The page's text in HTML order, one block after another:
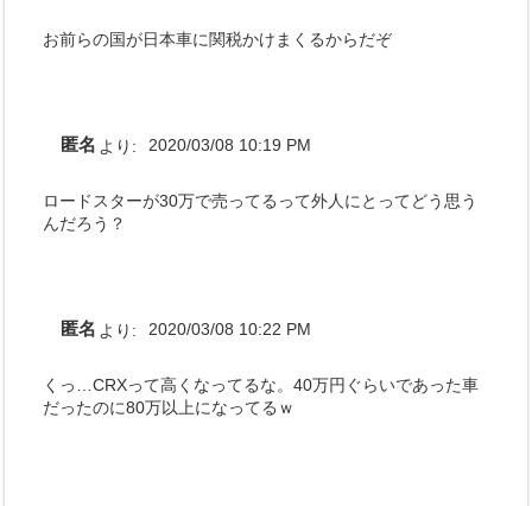
お前らの国が日本車に関税かけまくるからだぞ
匿名 より: 2020/03/08 10:19 PM
ロードスターが30万で売ってるって外人にとってどう思う
んだろう？
匿名 より: 2020/03/08 10:22 PM
くっ…CRXって高くなってるな。40万円ぐらいであった車
だったのに80万以上になってるｗ